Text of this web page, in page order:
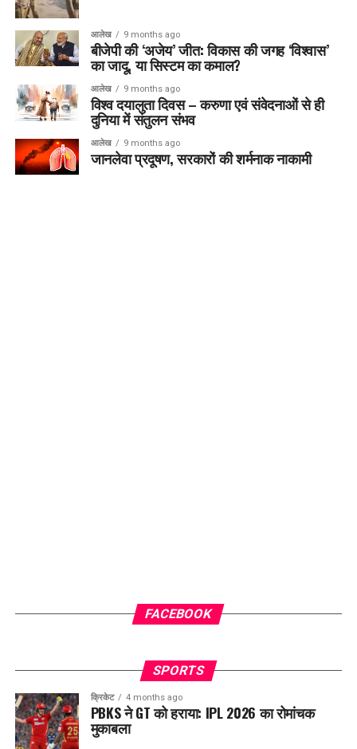
आलेख 9 months ago
बीजेपी की ‘अजेय’ जीत: विकास की जगह ‘विश्वास’
का जादू, या सिस्टम का कमाल?
आलेख 9 months ago
विश्व दयालुता दिवस – करुणा एवं संवेदनाओं से ही
दुनिया में संतुलन संभव
आलेख 9 months ago
जानलेवा प्रदूषण, सरकारों की शर्मनाक नाकामी
FACEBOOK
SPORTS
क्रिकेट 4 months ago
PBKS ने GT को हराया: IPL 2026 का रोमांचक
मुकाबला